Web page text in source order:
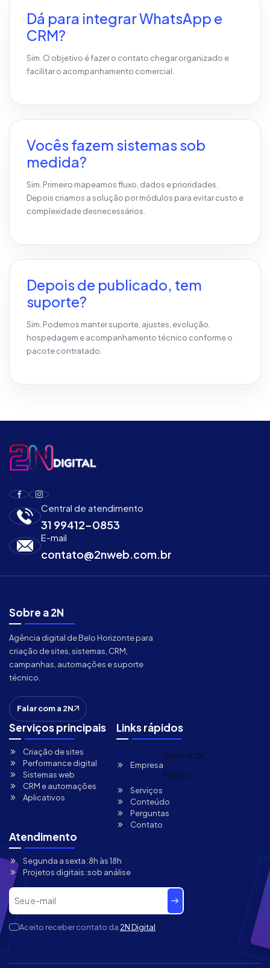
Dá para integrar WhatsApp e
CRM?
Sim. O objetivo é fazer o contato chegar organizado e
facilitar o acompanhamento comercial.
Vocês fazem sistemas sob
medida?
Sim. Primeiro mapeamos fluxo, dados e prioridades.
Depois criamos a solução por módulos para evitar custo e
complexidade desnecessários.
Depois de publicado, tem
suporte?
Sim. Podemos manter suporte, ajustes, evolução,
hospedagem e acompanhamento técnico conforme o
pacote contratado.
Central de atendimento
31 99412-0853
E-mail
contato@2nweb.com.br
Sobre a 2N
Agência digital de Belo Horizonte para
criação de sites, sistemas, CRM,
campanhas, automações e suporte
técnico.
Falar com a 2N
Serviços principais
Criação de sites
Performance digital
Sistemas web
CRM e automações
Aplicativos
Links rápidos
Empresa
Sobre A 2N
Equipe
Serviços
Conteúdo
Perguntas
Contato
Atendimento
Segunda a sexta :8h às 18h
Projetos digitais :sob análise
Aceito receber contato da 2N Digital